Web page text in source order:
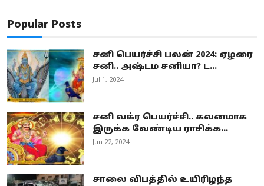
Popular Posts
சனி பெயர்ச்சி பலன் 2024: ஏழரை
சனி.. அஷ்டம சனியா? ட...
Jul 1, 2024
சனி வக்ர பெயர்ச்சி.. கவனமாக
இருக்க வேண்டிய ராசிக்க...
Jun 22, 2024
சாலை விபத்தில் உயிரிழந்த